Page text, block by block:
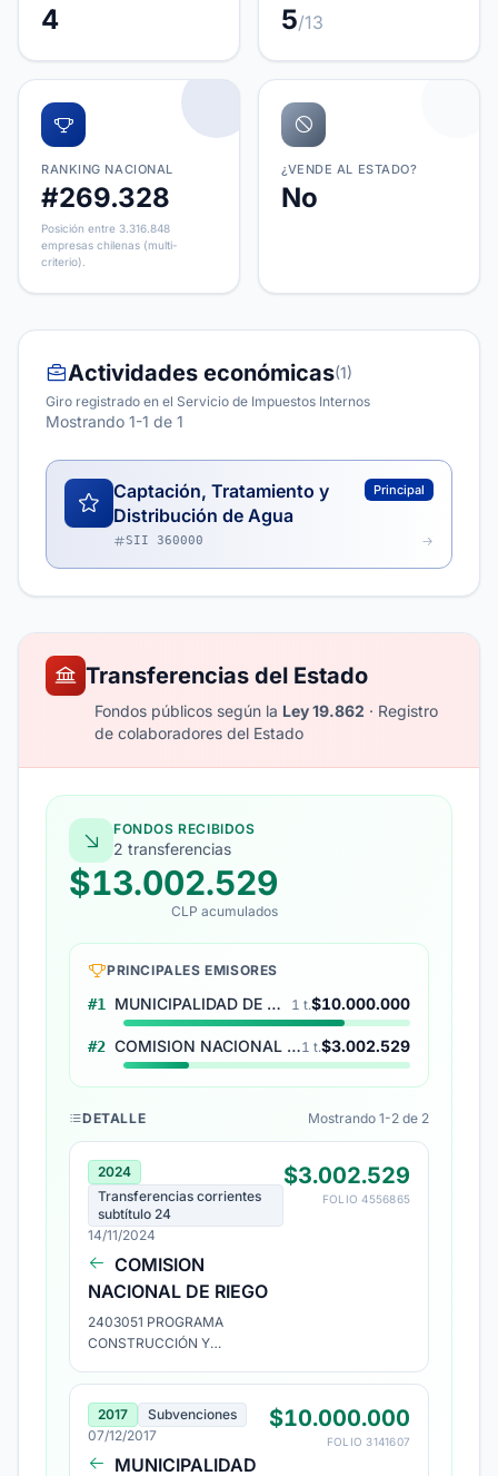
4 5/13
RANKING NACIONAL
#269.328
Posición entre 3.316.848
empresas chilenas (multi-
criterio).
¿VENDE AL ESTADO?
No
Actividades económicas(1)
Giro registrado en el Servicio de Impuestos Internos
Mostrando 1-1 de 1
Captación, Tratamiento y
Distribución de Agua
Principal
SII 360000
Transferencias del Estado
Fondos públicos según la Ley 19.862 · Registro
de colaboradores del Estado
FONDOS RECIBIDOS
2 transferencias
$13.002.529
CLP acumulados
PRINCIPALES EMISORES
#1 MUNICIPALIDAD DE CURICÓ 1 t.$10.000.000
#2 COMISION NACIONAL DE RIEGO1 t.$3.002.529
DETALLE Mostrando 1-2 de 2
2024
Transferencias corrientes
subtítulo 24
14/11/2024
COMISION
NACIONAL DE RIEGO
2403051 PROGRAMA
CONSTRUCCIÓN Y
$3.002.529
FOLIO 4556865
2017
Subvenciones
07/12/2017
MUNICIPALIDAD
$10.000.000
FOLIO 3141607